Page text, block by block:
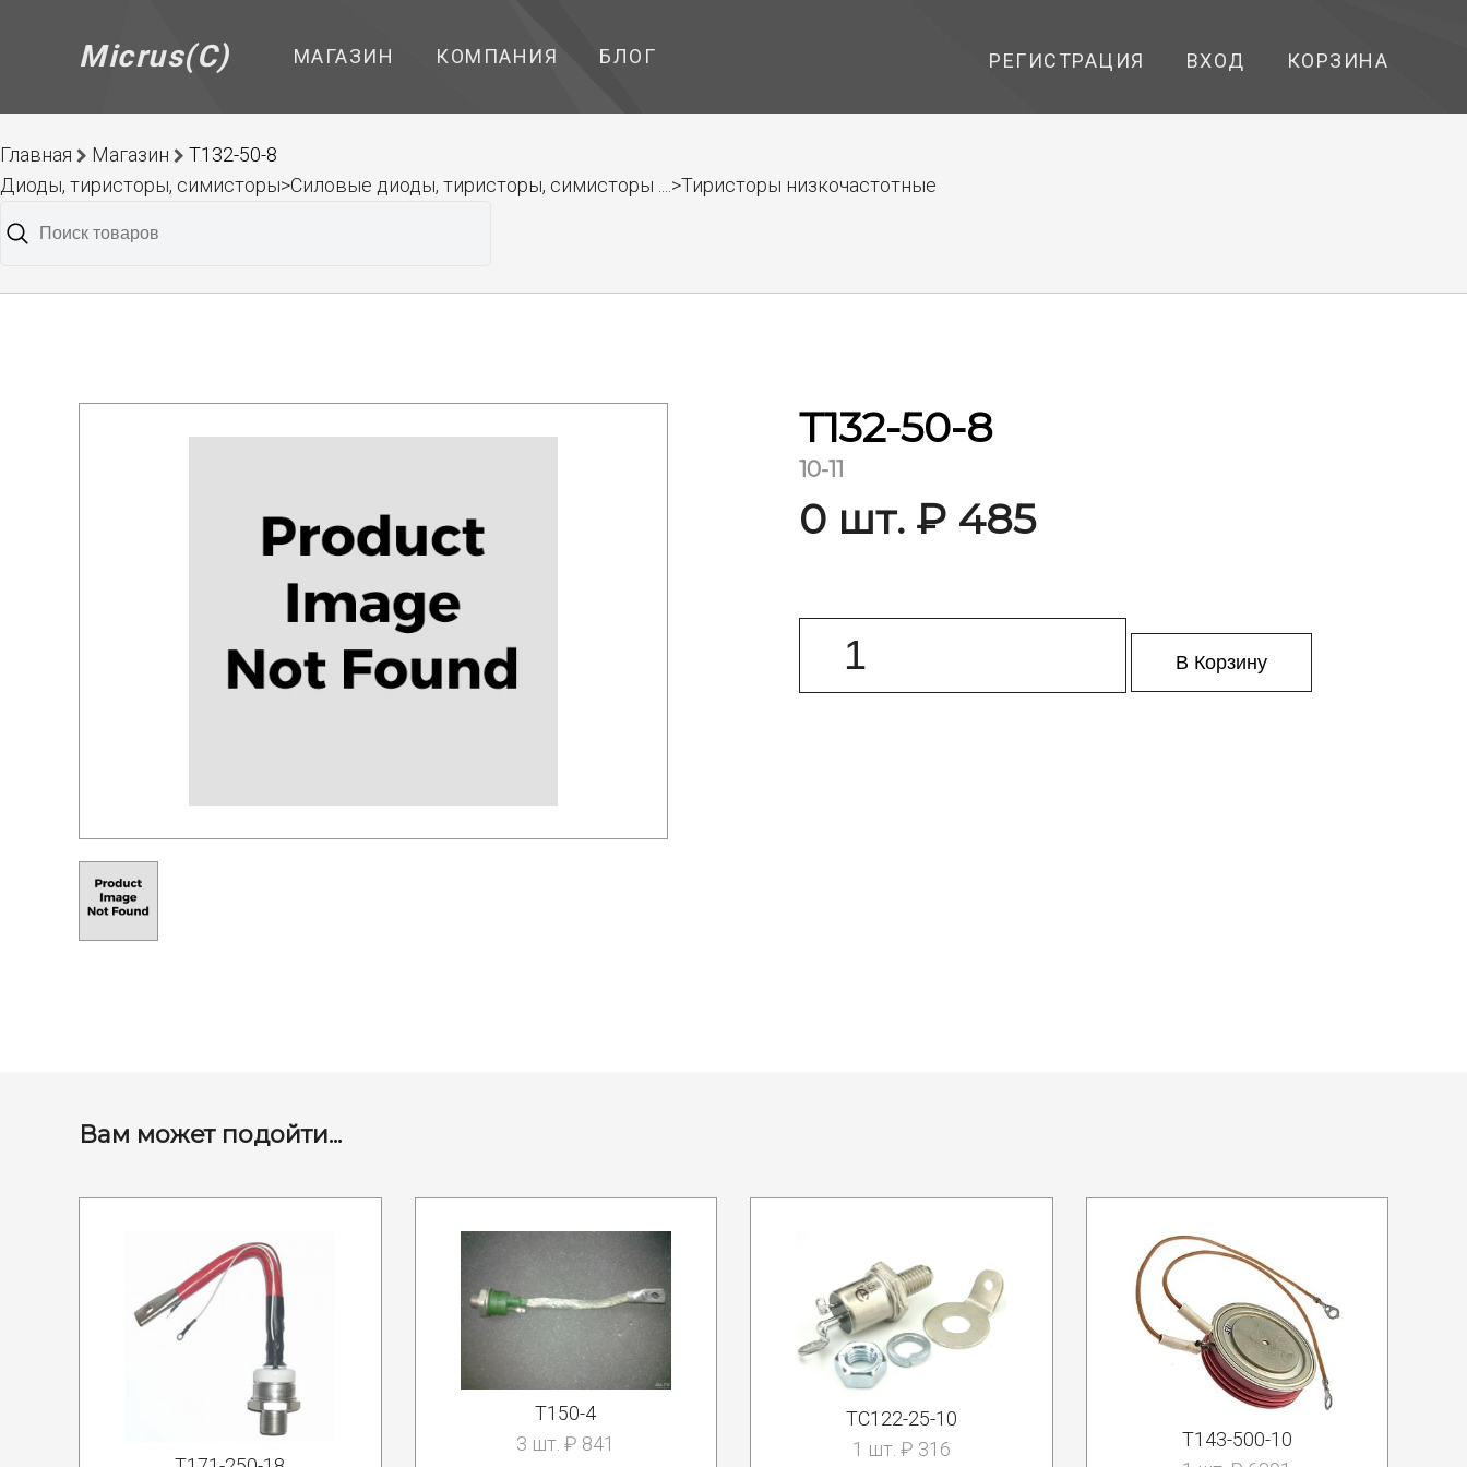
Micrus(C) МАГАЗИН КОМПАНИЯ БЛОГ РЕГИСТРАЦИЯ ВХОД КОРЗИНА
Главная Магазин
Т132-50-8
Диоды, тиристоры, симисторы>Силовые диоды, тиристоры, симисторы ....>Тиристоры низкочастотные
Т132-50-8
10-11
0 шт. ₽ 485
В Корзину
Вам может подойти...
Т150-4
3 шт. ₽ 841
ТС122-25-10
1 шт. ₽ 316
Т143-500-10